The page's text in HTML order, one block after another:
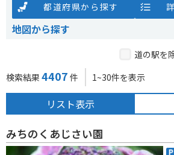
都道府県から探す
地図から探す
道の駅を
検索結果 4407 件 1~30件を表示
リスト表示
みちのくあじさい園